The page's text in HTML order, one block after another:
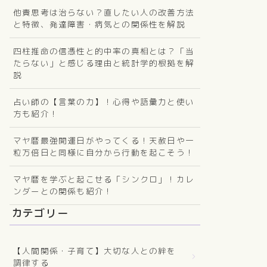
他責思考は治らない？直したい人の改善方法
と特徴、発達障害・病気との関係性を解説
四柱推命の信憑性と的中率の真相とは？「当
たらない」と感じる理由と統計学的根拠を解
説
占い師の【言葉の力】！心得や語彙力と使い
方も紹介！
マヤ暦最強開運日がやってくる！天赦日や一
粒万倍日と同様に自分から行動を起こそう！
マヤ暦を学ぶと起こせる「シンクロ」！カレ
ンダーとの関係も紹介！
カテゴリー
【人間関係・子育て】大切な人との絆を
調律する